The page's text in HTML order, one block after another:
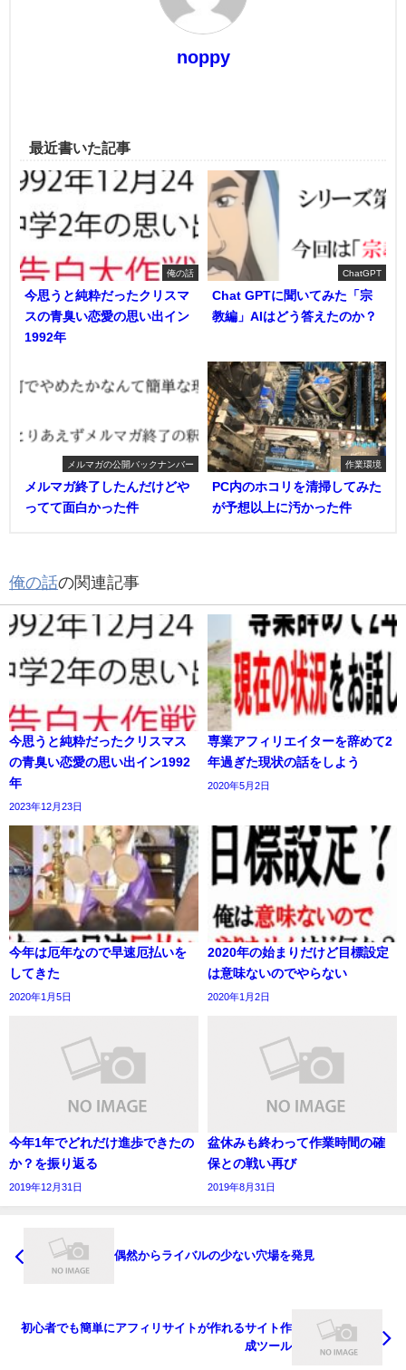
noppy
最近書いた記事
俺の話
今思うと純粋だったクリスマ
スの青臭い恋愛の思い出イン
1992年
ChatGPT
Chat GPTに聞いてみた「宗
教編」AIはどう答えたのか？
メルマガの公開バックナンバー
メルマガ終了したんだけどや
ってて面白かった件
作業環境
PC内のホコリを清掃してみた
が予想以上に汚かった件
俺の話の関連記事
今思うと純粋だったクリスマス
の青臭い恋愛の思い出イン1992
年
2023年12月23日
専業アフィリエイターを辞めて2
年過ぎた現状の話をしよう
2020年5月2日
今年は厄年なので早速厄払いを
してきた
2020年1月5日
2020年の始まりだけど目標設定
は意味ないのでやらない
2020年1月2日
今年1年でどれだけ進歩できたの
か？を振り返る
2019年12月31日
盆休みも終わって作業時間の確
保との戦い再び
2019年8月31日
偶然からライバルの少ない穴場を発見
初心者でも簡単にアフィリサイトが作れるサイト作
成ツール